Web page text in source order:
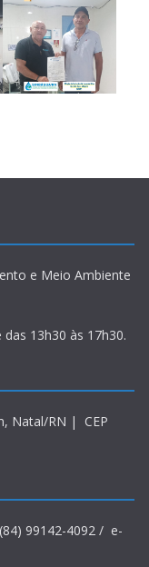
e Meio Ambiente
13h30 às 17h30.
Natal/RN | CEP
99142-4092 / e-